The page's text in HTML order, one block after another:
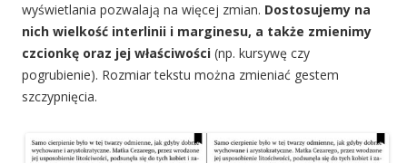
wyświetlania pozwalają na więcej zmian. Dostosujemy na
nich wielkość interlinii i marginesu, a także zmienimy
czcionkę oraz jej właściwości (np. kursywę czy
pogrubienie). Rozmiar tekstu można zmieniać gestem
szczypnięcia.